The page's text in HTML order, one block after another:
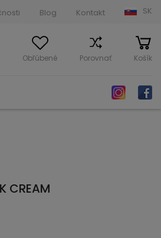
Blog Kontakt SK
Obľúbené Porovnať Košík
CREAM